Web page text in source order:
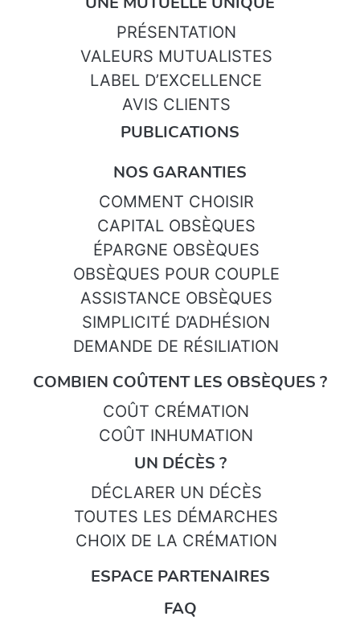
PRÉSENTATION
VALEURS MUTUALISTES
LABEL D’EXCELLENCE
AVIS CLIENTS
PUBLICATIONS
NOS GARANTIES
COMMENT CHOISIR
CAPITAL OBSÈQUES
ÉPARGNE OBSÈQUES
OBSÈQUES POUR COUPLE
ASSISTANCE OBSÈQUES
SIMPLICITÉ D’ADHÉSION
DEMANDE DE RÉSILIATION
COMBIEN COÛTENT LES OBSÈQUES ?
COÛT CRÉMATION
COÛT INHUMATION
UN DÉCÈS ?
DÉCLARER UN DÉCÈS
TOUTES LES DÉMARCHES
CHOIX DE LA CRÉMATION
ESPACE PARTENAIRES
FAQ